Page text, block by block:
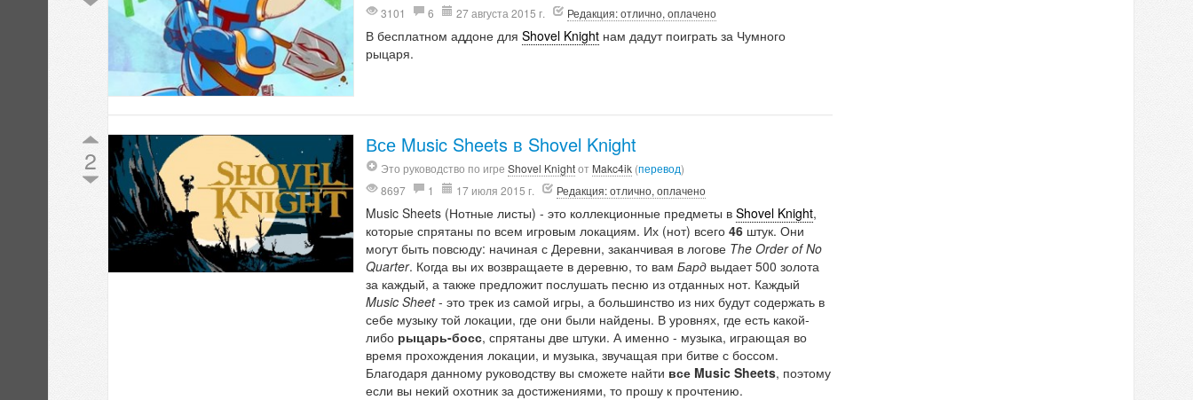
3101
6 27 августа 2015 г. Редакция: отлично, оплачено
В бесплатном аддоне для Shovel Knightнам дадут поиграть за Чумного
рыцаря.
2 Все Music Sheets в Shovel Knight
Это руководство по игре Shovel Knightот Makc4ik(перевод)
8697
1 17 июля 2015 г. Редакция: отлично, оплачено
Music Sheets (Нотные листы) - это коллекционные предметы в Shovel Knight,
которые спрятаны по всем игровым локациям. Их (нот) всего 46штук. Они
могут быть повсюду: начиная с Деревни, заканчивая в логове The Order of No
Quarter. Когда вы их возвращаете в деревню, то вам Бардвыдает 500 золота
за каждый, а также предложит послушать песню из отданных нот. Каждый
Music Sheet- это трек из самой игры, а большинство из них будут содержать в
себе музыку той локации, где они были найдены. В уровнях, где есть какой-
либо рыцарь-босс, спрятаны две штуки. А именно - музыка, играющая во
время прохождения локации, и музыка, звучащая при битве с боссом.
Благодаря данному руководству вы сможете найти все Music Sheets, поэтому
если вы некий охотник за достижениями, то прошу к прочтению.